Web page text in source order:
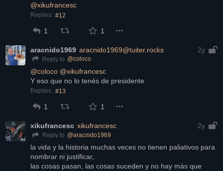
@xikufrancesc
Replies: #12
1 1
aracnido1969 aracnido1969@tuiter.rocks 2y
Reply to @coloco
@coloco @xikufrancesc
Y eso que no lo tenés de presidente
Replies: #13
1 1
xikufrancesc xikufrancesc 2y
Reply to @aracnido1969
la vida y la historia muchas veces no tienen paliativos para
nombrar ni justificar,
las cosas pasan, las cosas suceden y no hay más que